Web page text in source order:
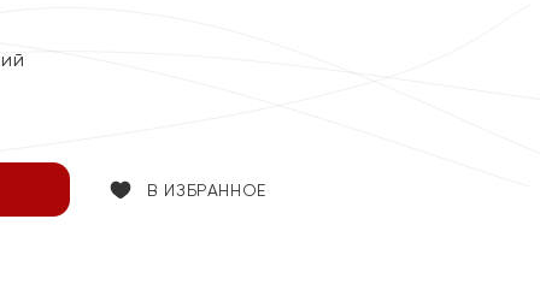
В ИЗБРАННОЕ